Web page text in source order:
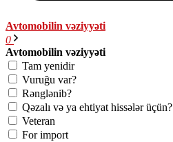
Avtomobilin vəziyyəti
0
Avtomobilin vəziyyəti
Tam yenidir
Vuruğu var?
Rənglənib?
Qəzalı və ya ehtiyat hissələr üçün?
Veteran
For import